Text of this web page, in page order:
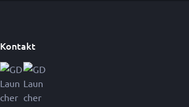
Kontakt